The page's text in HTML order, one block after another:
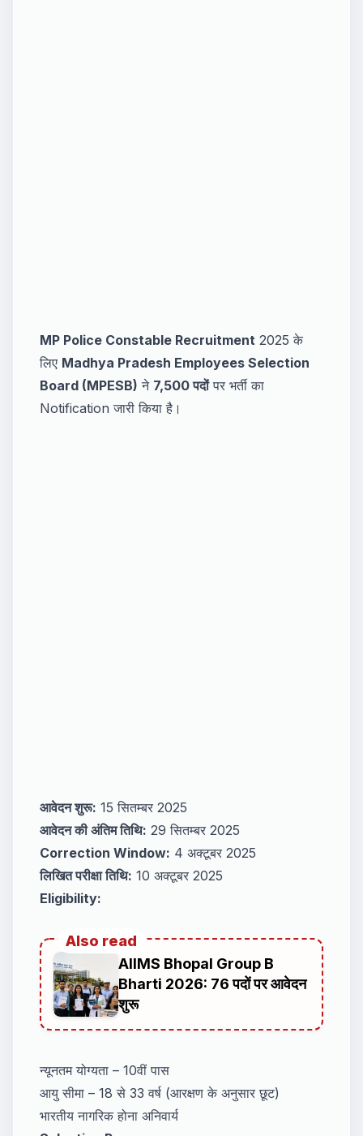
MP Police Constable Recruitment 2025 के
लिए Madhya Pradesh Employees Selection
Board (MPESB) ने 7,500 पदोंपर भर्ती का
Notification जारी किया है।
आवेदन शुरू: 15 सितम्बर 2025
आवेदन की अंतिम तिथि: 29 सितम्बर 2025
Correction Window: 4 अक्टूबर 2025
लिखित परीक्षा तिथि: 10 अक्टूबर 2025
Eligibility:
Also read
AIIMS Bhopal Group B
Bharti 2026: 76 पदों पर आवेदन
शुरू
न्यूनतम योग्यता – 10वीं पास
आयु सीमा – 18 से 33 वर्ष (आरक्षण के अनुसार छूट)
भारतीय नागरिक होना अनिवार्य